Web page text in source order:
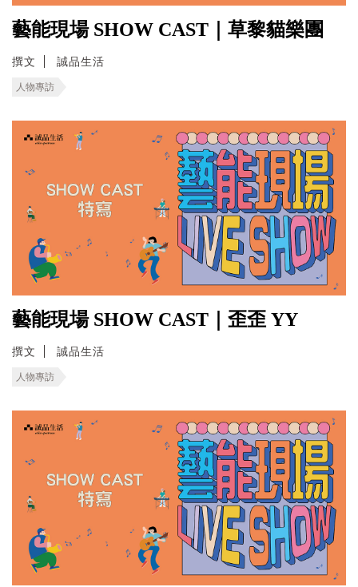
藝能現場 SHOW CAST｜草黎貓樂團
撰文 誠品生活
人物專訪
藝能現場 SHOW CAST｜歪歪 YY
撰文 誠品生活
人物專訪